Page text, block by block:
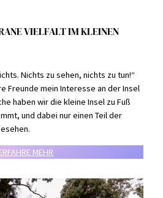
VIELFALT IM KLEINEN
Nichts zu sehen, nichts zu tun!“
Freunde mein Interesse an der Insel
haben wir die kleine Insel zu Fuß
und dabei nur einen Teil der
MEHR